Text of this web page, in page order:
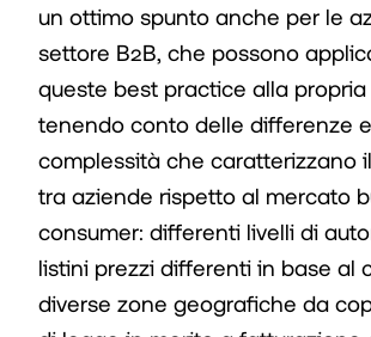
un ottimo spunto anche per le
settore B2B, che possono
queste best practice alla
tenendo conto delle differenze e
complessità che caratterizzano
tra aziende rispetto al mercato
consumer: differenti livelli di
listini prezzi differenti in base al
diverse zone geografiche da